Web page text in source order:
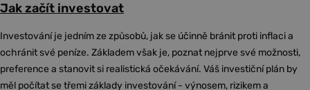
Jak začít investovat
Investování je jedním ze způsobů, jak se účinně bránit proti inflaci a
ochránit své peníze. Základem však je, poznat nejprve své možnosti,
preference a stanovit si realistická očekávání. Váš investiční plán by
měl počítat se třemi základy investování - výnosem, rizikem a